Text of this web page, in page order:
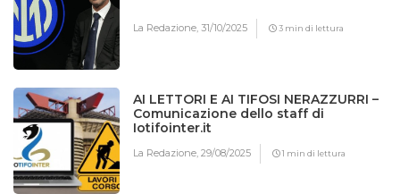
La Redazione,31/10/2025 3 min di lettura
AI LETTORI E AI TIFOSI NERAZZURRI –
Comunicazione dello staff di
Iotifointer.it
La Redazione,29/08/2025 1 min di lettura